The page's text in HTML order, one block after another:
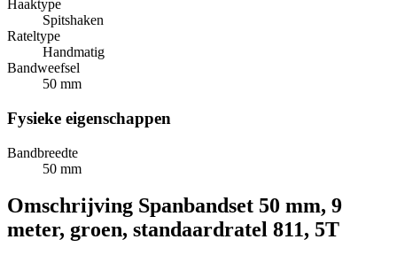
Haaktype
Spitshaken
Rateltype
Handmatig
Bandweefsel
50 mm
Fysieke eigenschappen
Bandbreedte
50 mm
Omschrijving Spanbandset 50 mm, 9
meter, groen, standaardratel 811, 5T